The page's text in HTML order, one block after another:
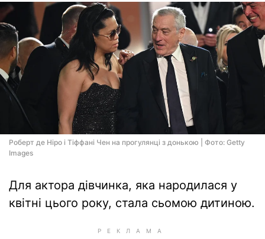
Роберт де Ніро і Тіффані Чен на прогулянці з донькою | Фото: Getty
Images
Для актора дівчинка, яка народилася у
квітні цього року, стала сьомою дитиною.